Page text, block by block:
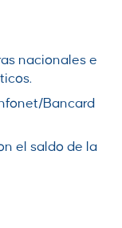
nacionales e
Bancard
el saldo de la